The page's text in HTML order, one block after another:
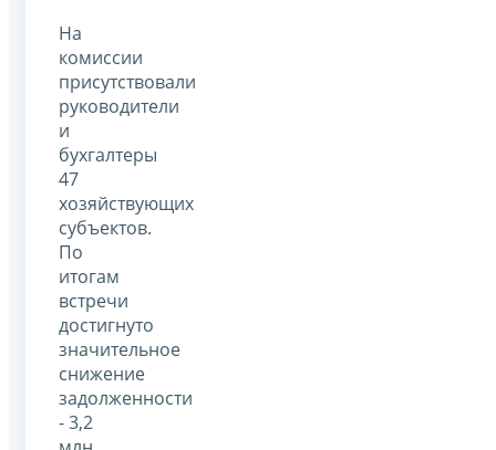
На
комиссии
присутствовали
руководители
и
бухгалтеры
47
хозяйствующих
субъектов.
По
итогам
встречи
достигнуто
значительное
снижение
задолженности
- 3,2